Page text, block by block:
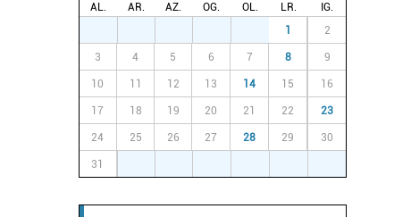
AL. AR. AZ. OG. OL. LR.
IG.
1 2
3 4 5 6 7 8 9
10 11 12 13 14 15 16
17 18 19 20 21 22 23
24 25 26 27 28 29 30
31